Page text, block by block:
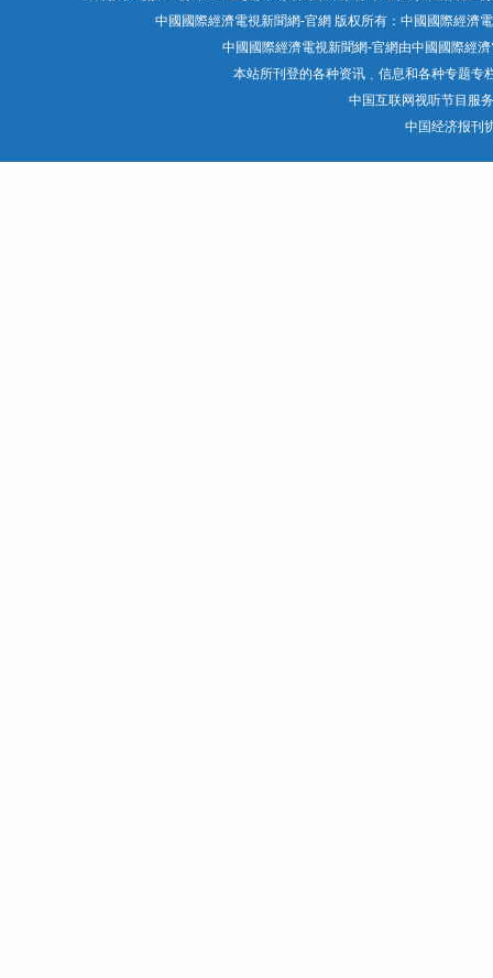
中國國際經濟電視新聞網-官網 版权所有：中國國際經
中國國際經濟電視新聞網-官網由中國國際經
本站所刊登的各种资讯﹑信息和各种专题专
中国互联网视听节目服
中国经济报刊